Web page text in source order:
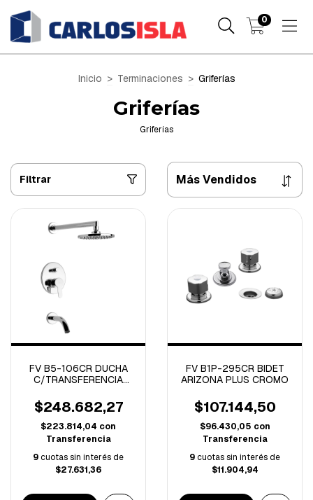
0
Inicio > Terminaciones > Griferías
Griferías
Griferías
Filtrar
FV B5-106CR DUCHA
C/TRANSFERENCIA
PUELO CROMO
$248.682,27
$223.814,04 con
Transferencia
9cuotas sin interés de
$27.631,36
FV B1P-295CR BIDET
ARIZONA PLUS CROMO
$107.144,50
$96.430,05 con
Transferencia
9cuotas sin interés de
$11.904,94